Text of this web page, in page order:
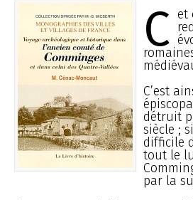
C et
C’est
détruit
siècle ;
difficile
tout le
par la